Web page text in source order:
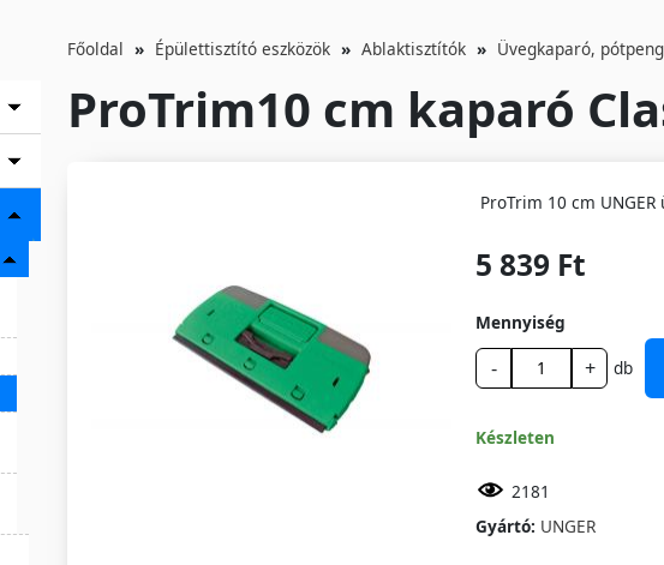
Főoldal Épülettisztító eszközök Ablaktisztítók Üvegkaparó,
ProTrim10 cm kaparó
ProTrim 10 cm
5 839 Ft
Mennyiség
- + db
Készleten
2181
Gyártó: UNGER